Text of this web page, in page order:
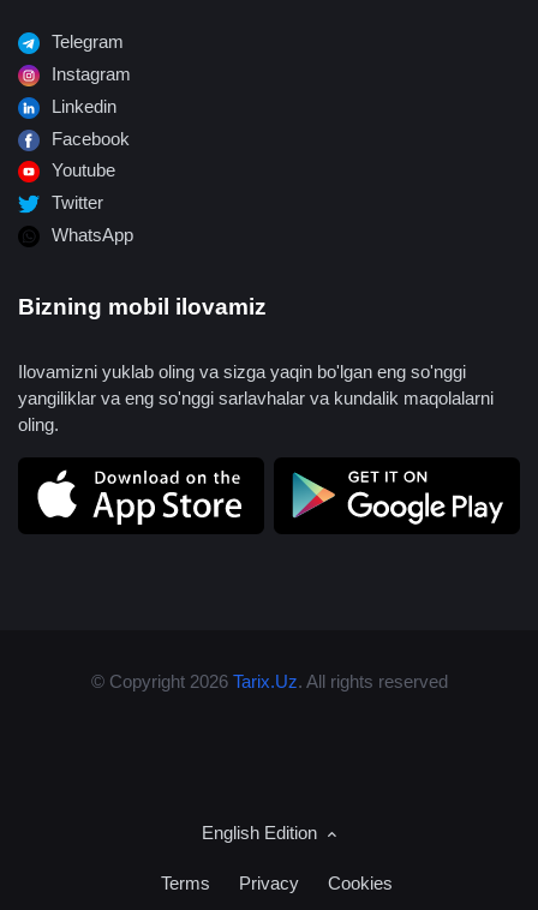
Telegram
Instagram
Linkedin
Facebook
Youtube
Twitter
WhatsApp
Bizning mobil ilovamiz
Ilovamizni yuklab oling va sizga yaqin bo'lgan eng so'nggi
yangiliklar va eng so'nggi sarlavhalar va kundalik maqolalarni
oling.
© Copyright 2026 Tarix.Uz. All rights reserved
English Edition
Terms Privacy Cookies